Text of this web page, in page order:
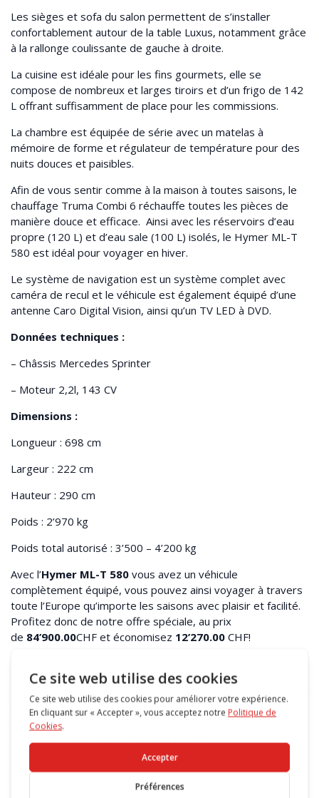
Les sièges et sofa du salon permettent de s’installer
confortablement autour de la table Luxus, notamment grâce
à la rallonge coulissante de gauche à droite.
La cuisine est idéale pour les fins gourmets, elle se
compose de nombreux et larges tiroirs et d’un frigo de 142
L offrant suffisamment de place pour les commissions.
La chambre est équipée de série avec un matelas à
mémoire de forme et régulateur de température pour des
nuits douces et paisibles.
Afin de vous sentir comme à la maison à toutes saisons, le
chauffage Truma Combi 6 réchauffe toutes les pièces de
manière douce et efficace. Ainsi avec les réservoirs d’eau
propre (120 L) et d’eau sale (100 L) isolés, le Hymer ML-T
580 est idéal pour voyager en hiver.
Le système de navigation est un système complet avec
caméra de recul et le véhicule est également équipé d’une
antenne Caro Digital Vision, ainsi qu’un TV LED à DVD.
Données techniques :
– Châssis Mercedes Sprinter
– Moteur 2,2l, 143 CV
Dimensions :
Longueur : 698 cm
Largeur : 222 cm
Hauteur : 290 cm
Poids : 2’970 kg
Poids total autorisé : 3’500 – 4’200 kg
Avec l’Hymer ML-T 580 vous avez un véhicule
complètement équipé, vous pouvez ainsi voyager à travers
toute l’Europe qu’importe les saisons avec plaisir et facilité.
Profitez donc de notre offre spéciale, au prix
de 84’900.00CHF et économisez 12’270.00 CHF!
votre disposition dans ses 3 points de ventes, Etagnières,
Hindelbank et Urdorf, pour vous en faire la démonstration et
vous conseiller.
Bantam Etagnières : 021 731 91 91
Bantam Hindelbank : 043 411 90 90